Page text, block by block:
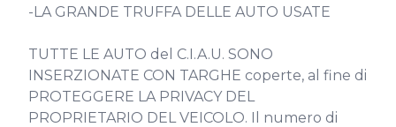
-LA GRANDE TRUFFA DELLE AUTO USATE
TUTTE LE AUTO del C.I.A.U. SONO
INSERZIONATE CON TARGHE coperte, al fine di
PROTEGGERE LA PRIVACY DEL
PROPRIETARIO DEL VEICOLO. Il numero di